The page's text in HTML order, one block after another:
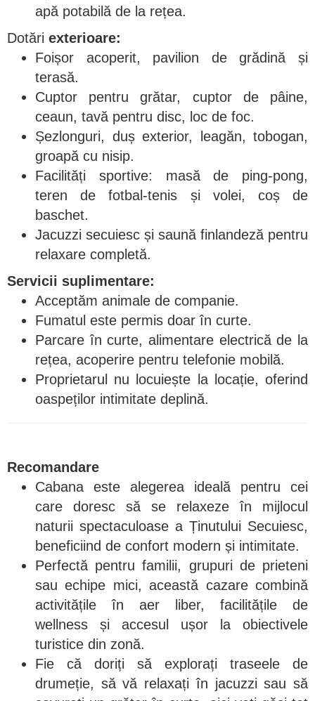
apă potabilă de la rețea.
Dotări exterioare:
Foișor acoperit, pavilion de grădină și
terasă.
Cuptor pentru grătar, cuptor de pâine,
ceaun, tavă pentru disc, loc de foc.
Șezlonguri, duș exterior, leagăn, tobogan,
groapă cu nisip.
Facilități sportive: masă de ping-pong,
teren de fotbal-tenis și volei, coș de
baschet.
Jacuzzi secuiesc și saună finlandeză pentru
relaxare completă.
Servicii suplimentare:
Acceptăm animale de companie.
Fumatul este permis doar în curte.
Parcare în curte, alimentare electrică de la
rețea, acoperire pentru telefonie mobilă.
Proprietarul nu locuiește la locație, oferind
oaspeților intimitate deplină.
Recomandare
Cabana este alegerea ideală pentru cei
care doresc să se relaxeze în mijlocul
naturii spectaculoase a Ținutului Secuiesc,
beneficiind de confort modern și intimitate.
Perfectă pentru familii, grupuri de prieteni
sau echipe mici, această cazare combină
activitățile în aer liber, facilitățile de
wellness și accesul ușor la obiectivele
turistice din zonă.
Fie că doriți să explorați traseele de
drumeție, să vă relaxați în jacuzzi sau să